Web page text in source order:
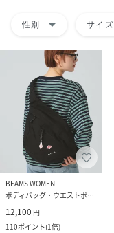
性別 arrow_drop_down サイズ
BEAMS WOMEN
ボディバッグ・ウエストポーチ
12,100 円
110ポイント(1倍)